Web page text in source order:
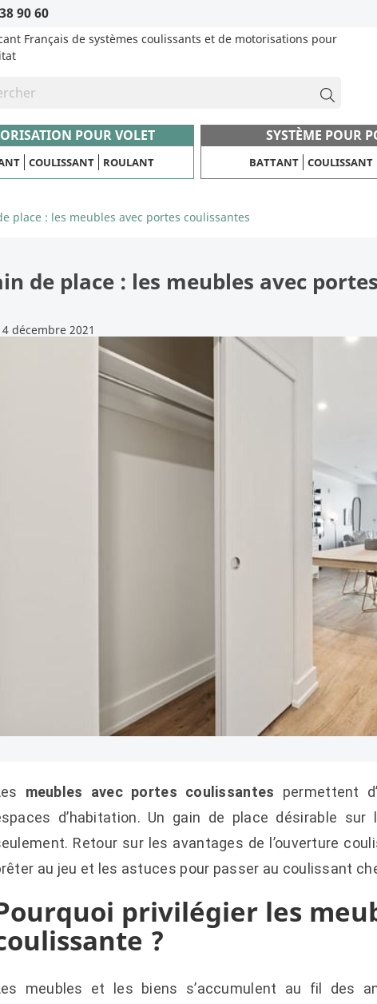
90 60
Français de systèmes coulissants et de motorisations pour
POUR VOLET
COULISSANT ROULANT
SYSTÈME POUR
BATTANT COULISSANT
place : les meubles avec portes coulissantes
de place : les meubles avec
décembre 2021
meubles avec portes coulissantes permettent
d’habitation. Un gain de place désirable
Retour sur les avantages de l’ouverture
au jeu et les astuces pour passer au coulissant
privilégier les
?
meubles et les biens s’accumulent au fil des